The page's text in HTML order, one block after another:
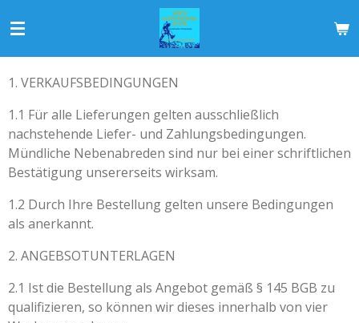
Hauptinhalt
springen
1. VERKAUFSBEDINGUNGEN
1.1 Für alle Lieferungen gelten ausschließlich
nachstehende Liefer- und Zahlungsbedingungen.
Mündliche Nebenabreden sind nur bei einer schriftlichen
Bestätigung unsererseits wirksam.
1.2 Durch Ihre Bestellung gelten unsere Bedingungen
als anerkannt.
2. ANGEBSOTUNTERLAGEN
2.1 Ist die Bestellung als Angebot gemäß § 145 BGB zu
qualifizieren, so können wir dieses innerhalb von vier